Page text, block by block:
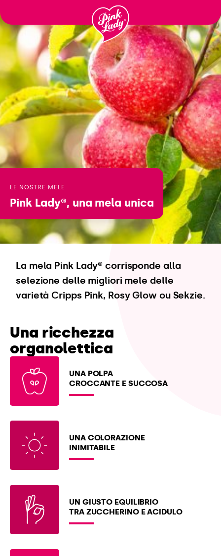
naar
inhoud
LE NOSTRE MELE
Pink Lady®, una mela unica
La mela Pink Lady® corrisponde alla
selezione delle migliori mele delle
varietà Cripps Pink, Rosy Glow ou Sekzie.
Una ricchezza
organolettica
UNA POLPA
CROCCANTE E SUCCOSA
UNA COLORAZIONE
INIMITABILE
UN GIUSTO EQUILIBRIO
TRA ZUCCHERINO E ACIDULO